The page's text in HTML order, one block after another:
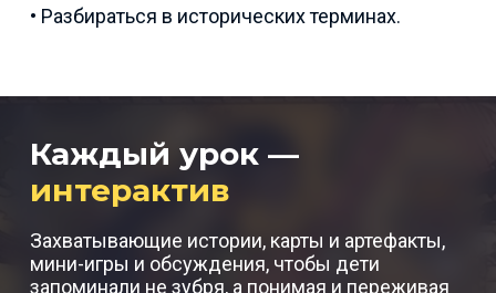
• Разбираться в исторических терминах.
Каждый урок —
интерактив
Захватывающие истории, карты и артефакты,
мини-игры и обсуждения, чтобы дети
запоминали не зубря, а понимая и переживая